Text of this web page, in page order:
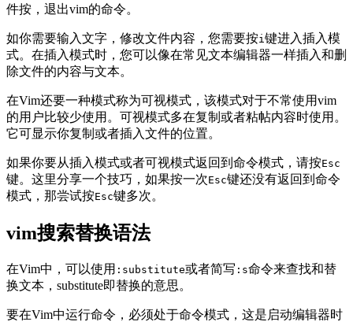
件按，退出vim的命令。
如你需要输入文字，修改文件内容，您需要按i 键进入插入模
式。在插入模式时，您可以像在常见文本编辑器一样插入和删
除文件的内容与文本。
在Vim还要一种模式称为可视模式，该模式对于不常使用vim
的用户比较少使用。可视模式多在复制或者粘帖内容时使用。
它可显示你复制或者插入文件的位置。
如果你要从插入模式或者可视模式返回到命令模式，请按Esc
键。这里分享一个技巧，如果按一次Esc键还没有返回到命令
模式，那尝试按Esc键多次。
vim搜索替换语法
在Vim中，可以使用 :substitute或者简写 :s命令来查找和替
换文本，substitute即替换的意思。
要在Vim中运行命令，必须处于命令模式，这是启动编辑器时